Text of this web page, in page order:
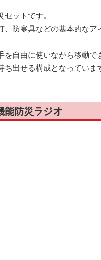
ットです。
防寒具などの基本的なア
自由に使いながら移動で
出せる構成となっていま
能防災ラジオ